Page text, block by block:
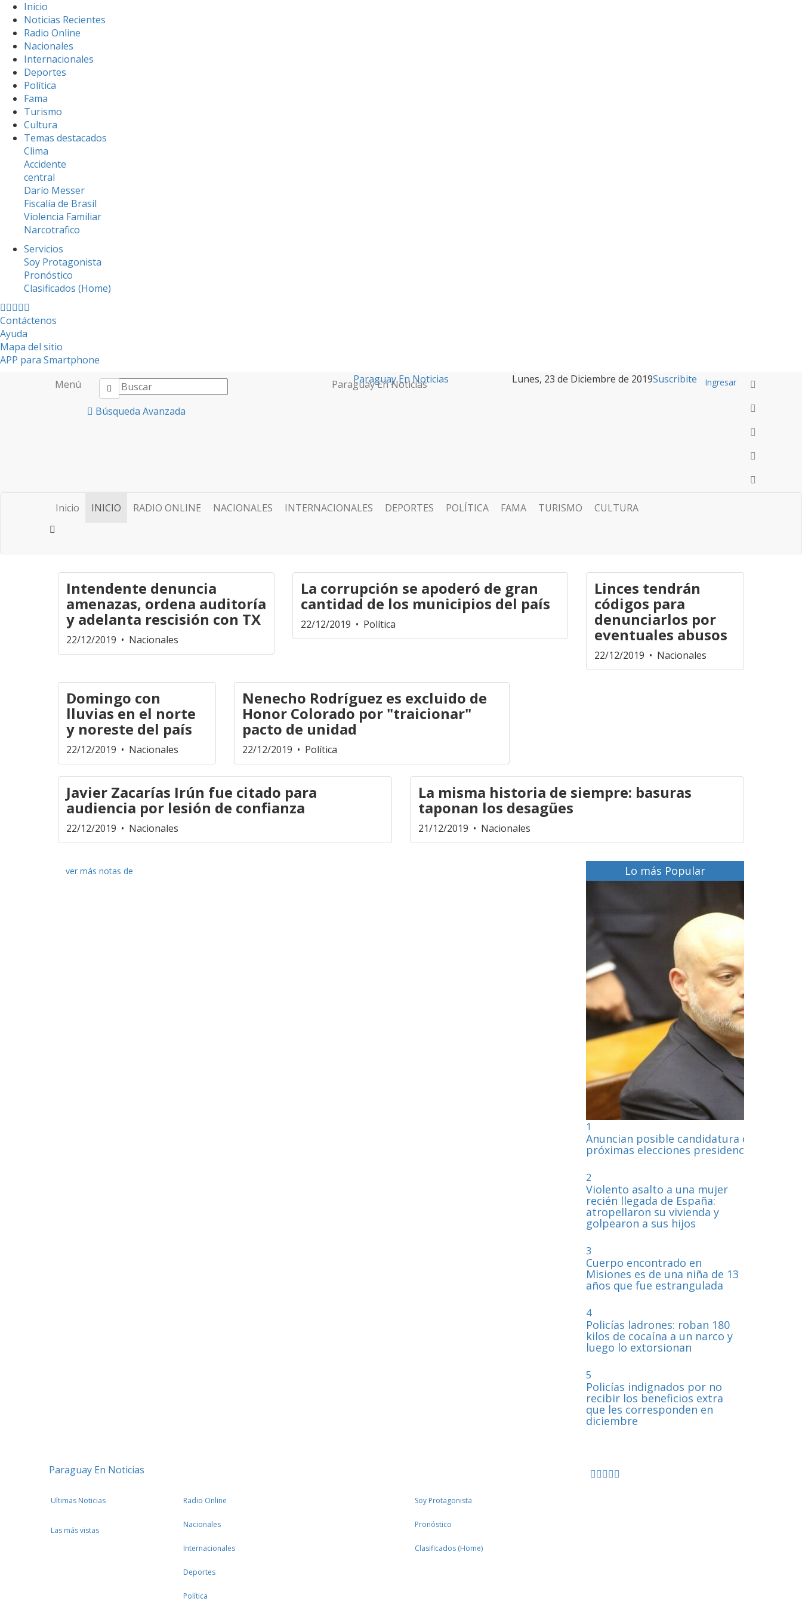
Inicio
Noticias Recientes
Radio Online
Nacionales
Internacionales
Deportes
Política
Fama
Turismo
Cultura
Temas destacados
Clima
Accidente
central
Darío Messer
Fiscalía de Brasil
Violencia Familiar
Narcotrafico
Servicios
Soy Protagonista
Pronóstico
Clasificados (Home)
Contáctenos
Ayuda
Mapa del sitio
APP para Smartphone
Paraguay En Noticias
Menú
Búsqueda Avanzada
Paraguay En Noticias Lunes, 23 de Diciembre de 2019Suscribite Ingresar
Inicio INICIO RADIO ONLINE NACIONALES INTERNACIONALES DEPORTES POLÍTICA FAMA TURISMO CULTURA
Intendente denuncia
amenazas, ordena auditoría
y adelanta rescisión con TX
22/12/2019 • Nacionales
La corrupción se apoderó de gran
cantidad de los municipios del país
22/12/2019 • Política
Linces tendrán
códigos para
denunciarlos por
eventuales abusos
22/12/2019 • Nacionales
Domingo con
lluvias en el norte
y noreste del país
22/12/2019 • Nacionales
Nenecho Rodríguez es excluido de
Honor Colorado por "traicionar"
pacto de unidad
22/12/2019 • Política
Javier Zacarías Irún fue citado para
audiencia por lesión de confianza
22/12/2019 • Nacionales
La misma historia de siempre: basuras
taponan los desagües
21/12/2019 • Nacionales
ver más notas de Lo más Popular
1
Anuncian posible candidatura de
próximas elecciones presidenciales
2
Violento asalto a una mujer
recién llegada de España:
atropellaron su vivienda y
golpearon a sus hijos
3
Cuerpo encontrado en
Misiones es de una niña de 13
años que fue estrangulada
4
Policías ladrones: roban 180
kilos de cocaína a un narco y
luego lo extorsionan
5
Policías indignados por no
recibir los beneficios extra
que les corresponden en
diciembre
Paraguay En Noticias
Ultimas Noticias
Las más vistas
Radio Online
Nacionales
Internacionales
Deportes
Política
Soy Protagonista
Pronóstico
Clasificados (Home)